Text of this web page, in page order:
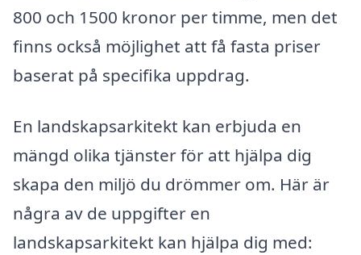
800 och 1500 kronor per timme, men det
finns också möjlighet att få fasta priser
baserat på specifika uppdrag.
En landskapsarkitekt kan erbjuda en
mängd olika tjänster för att hjälpa dig
skapa den miljö du drömmer om. Här är
några av de uppgifter en
landskapsarkitekt kan hjälpa dig med: